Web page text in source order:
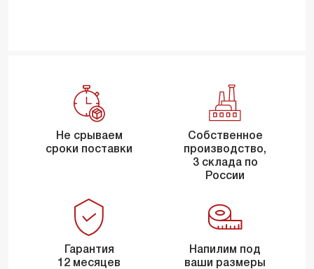
Не срываем
сроки поставки
Собственное
производство,
3 склада по
России
Гарантия
12 месяцев
Напилим под
ваши размеры